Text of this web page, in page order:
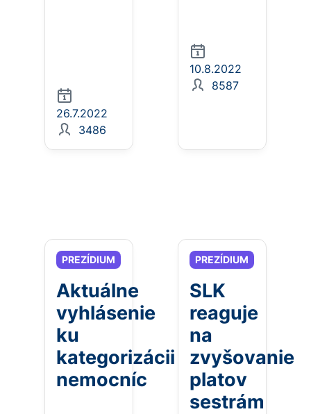
26.7.2022
3486
10.8.2022
8587
PREZÍDIUM
Aktuálne
vyhlásenie
ku
kategorizácii
nemocníc
PREZÍDIUM
SLK
reaguje
na
zvyšovanie
platov
sestrám